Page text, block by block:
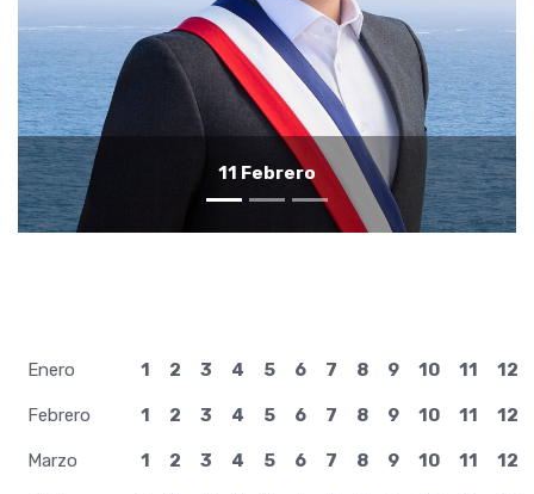
10 Febrero
Enero 1 2 3 4 5 6 7 8 9 10 11 12
Febrero 1 2 3 4 5 6 7 8 9 10 11 12
Marzo 1 2 3 4 5 6 7 8 9 10 11 12